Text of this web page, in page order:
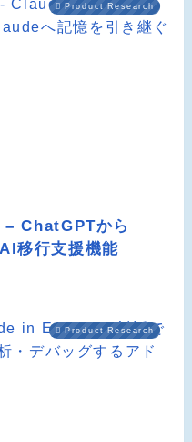
Product Research
ChatGPTから
移行支援機能
Product Research